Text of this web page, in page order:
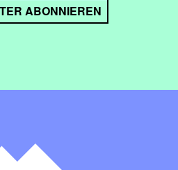
ABONNIEREN